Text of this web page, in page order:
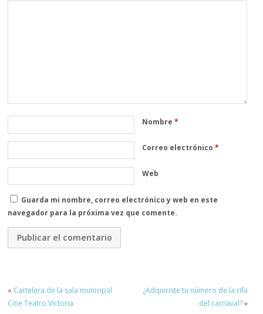
Nombre*
Correo electrónico*
Web
Guarda mi nombre, correo electrónico y web en este
navegador para la próxima vez que comente.
« Cartelera de la sala municipal
Cine Teatro Victoria
¿Adquiriste tu número de la rifa
del carnaval?»